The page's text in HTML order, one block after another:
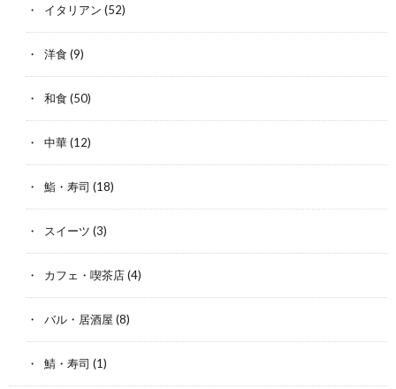
イタリアン (52)
洋食 (9)
和食 (50)
中華(12)
鮨・寿司 (18)
スイーツ (3)
カフェ・喫茶店(4)
バル・居酒屋 (8)
鯖・寿司 (1)